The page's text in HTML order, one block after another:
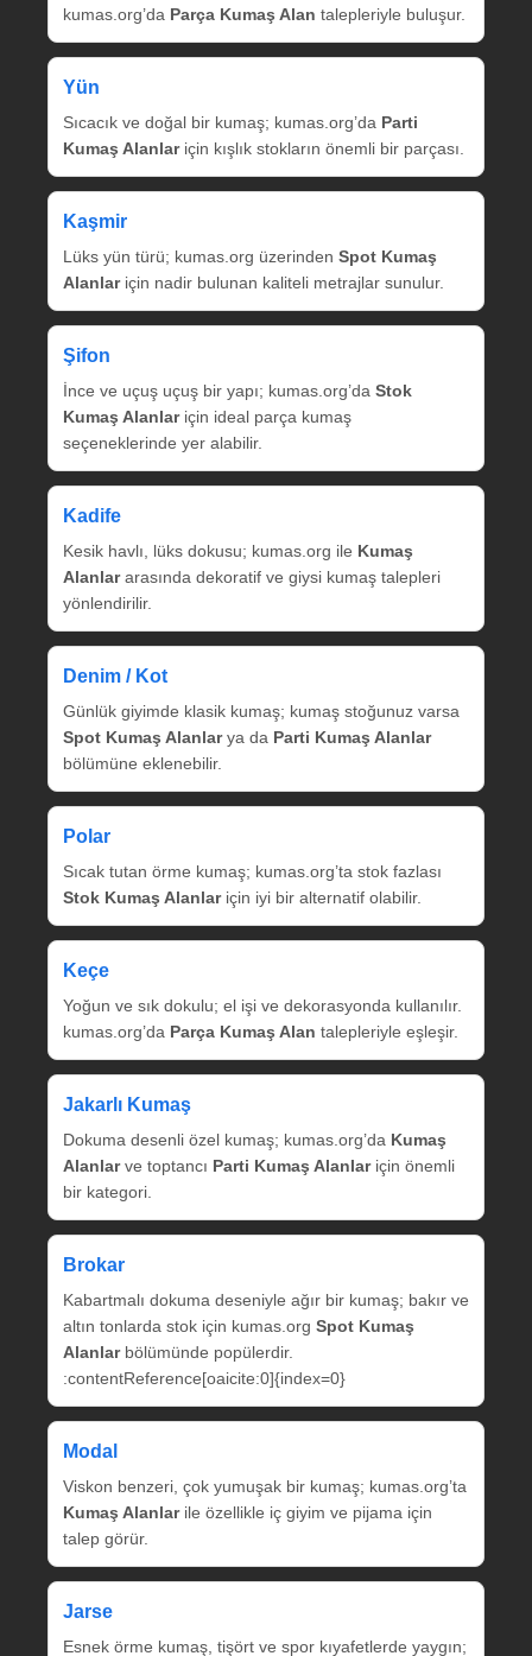
kumas.org’da Parça Kumaş Alan talepleriyle buluşur.
Yün
Sıcacık ve doğal bir kumaş; kumas.org’da Parti
Kumaş Alanlariçin kışlık stokların önemli bir parçası.
Kaşmir
Lüks yün türü; kumas.org üzerinden Spot Kumaş
Alanlariçin nadir bulunan kaliteli metrajlar sunulur.
Şifon
İnce ve uçuş uçuş bir yapı; kumas.org’da Stok
Kumaş Alanlariçin ideal parça kumaş
seçeneklerinde yer alabilir.
Kadife
Kesik havlı, lüks dokusu; kumas.org ile Kumaş
Alanlararasında dekoratif ve giysi kumaş talepleri
yönlendirilir.
Denim / Kot
Günlük giyimde klasik kumaş; kumaş stoğunuz varsa
Spot Kumaş Alanlarya da Parti Kumaş Alanlar
bölümüne eklenebilir.
Polar
Sıcak tutan örme kumaş; kumas.org’ta stok fazlası
Stok Kumaş Alanlariçin iyi bir alternatif olabilir.
Keçe
Yoğun ve sık dokulu; el işi ve dekorasyonda kullanılır.
kumas.org’da Parça Kumaş Alan talepleriyle eşleşir.
Jakarlı Kumaş
Dokuma desenli özel kumaş; kumas.org’da Kumaş
Alanlarve toptancı Parti Kumaş Alanlariçin önemli
bir kategori.
Brokar
Kabartmalı dokuma deseniyle ağır bir kumaş; bakır ve
altın tonlarda stok için kumas.org Spot Kumaş
Alanlarbölümünde popülerdir.
:contentReference[oaicite:0]{index=0}
Modal
Viskon benzeri, çok yumuşak bir kumaş; kumas.org’ta
Kumaş Alanlarile özellikle iç giyim ve pijama için
talep görür.
Jarse
Esnek örme kumaş, tişört ve spor kıyafetlerde yaygın;